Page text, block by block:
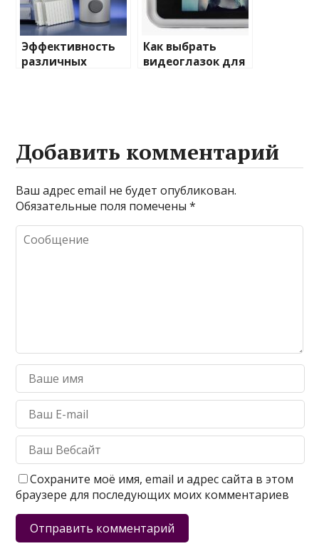
Эффективность
различных
Как выбрать
видеоглазок для
Добавить комментарий
Ваш адрес email не будет опубликован.
Обязательные поля помечены*
Сохраните моё имя, email и адрес сайта в этом
браузере для последующих моих комментариев